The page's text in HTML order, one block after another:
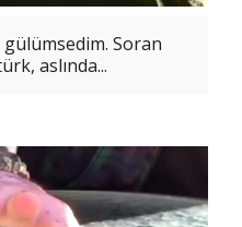
Soran
aslında...